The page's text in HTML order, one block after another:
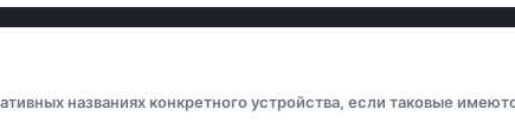
названиях конкретного устройства, если таковые